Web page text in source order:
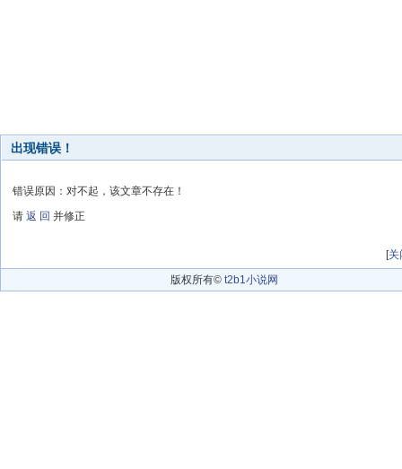
出现错误！
错误原因：对不起，该文章不存在！
请 返 回 并修正
[关
版权所有© t2b1小说网